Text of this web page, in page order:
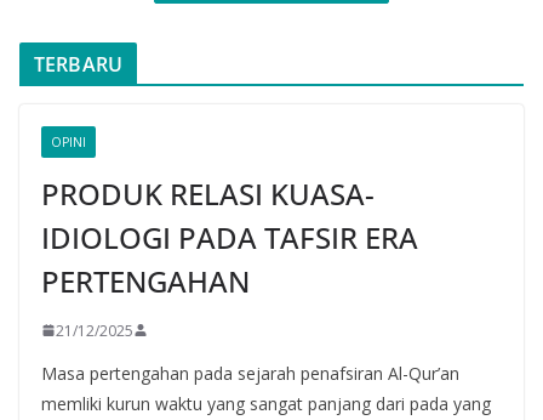
TERBARU
OPINI
PRODUK RELASI KUASA-
IDIOLOGI PADA TAFSIR ERA
PERTENGAHAN
21/12/2025
Masa pertengahan pada sejarah penafsiran Al-Qur’an
memliki kurun waktu yang sangat panjang dari pada yang